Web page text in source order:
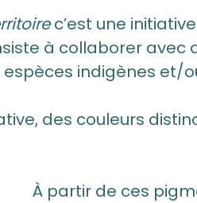
c’est une
à collaborer avec
indigènes et/
des couleurs
À partir de ces